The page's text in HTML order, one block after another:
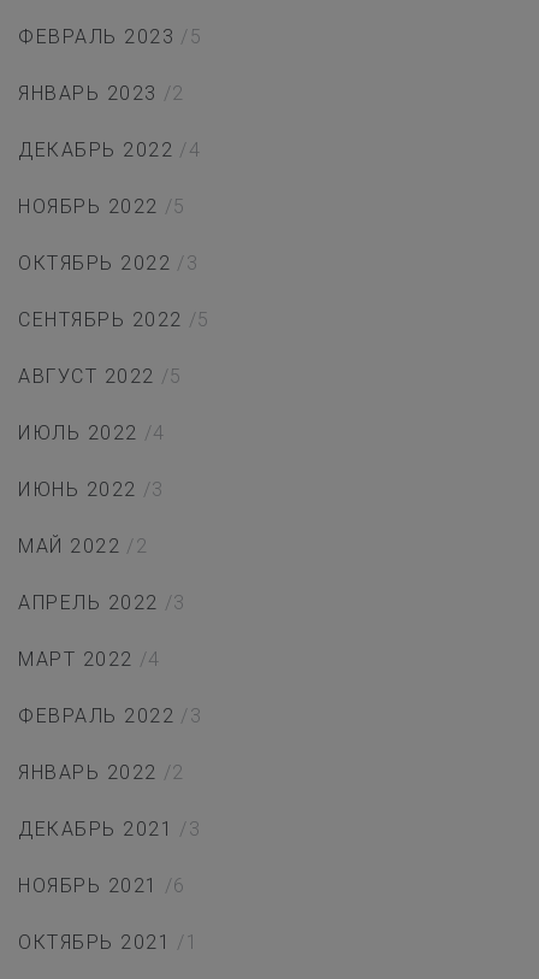
ФЕВРАЛЬ 2023 /5
ЯНВАРЬ 2023 /2
ДЕКАБРЬ 2022 /4
НОЯБРЬ 2022 /5
ОКТЯБРЬ 2022 /3
СЕНТЯБРЬ 2022 /5
АВГУСТ 2022 /5
ИЮЛЬ 2022 /4
ИЮНЬ 2022 /3
МАЙ 2022 /2
АПРЕЛЬ 2022 /3
МАРТ 2022 /4
ФЕВРАЛЬ 2022 /3
ЯНВАРЬ 2022 /2
ДЕКАБРЬ 2021 /3
НОЯБРЬ 2021 /6
ОКТЯБРЬ 2021 /1